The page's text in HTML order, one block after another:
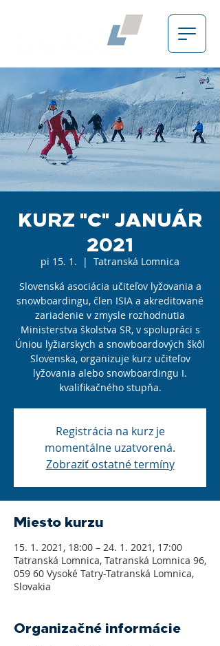
KURZ "C" JANUÁR
2021
pi 15. 1.
  |
Tatranská Lomnica
Slovenská asociácia učiteľov lyžovania a
snowboardingu, člen ISIA a akreditované
zariadenie v zmysle rozhodnutia
Ministerstva školstva SR, v spolupráci s
Úniou lyžiarskych a snowboardových škôl
Slovenska, organizuje kurz učiteľov
lyžovania alebo snowboardingu I.
kvalifikačného stupňa.
Registrácia na kurz je
momentálne uzatvorená.
Zobraziť ostatné termíny
Miesto kurzu
15. 1. 2021, 18:00 – 24. 1. 2021, 17:00
Tatranská Lomnica, Tatranská Lomnica 96,
059 60 Vysoké Tatry-Tatranská Lomnica,
Slovakia
Organizačné informácie